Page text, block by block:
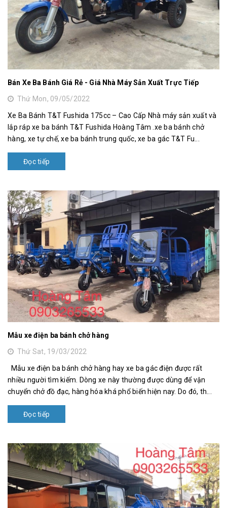
Bán Xe Ba Bánh Giá Rẻ - Giá Nhà Máy Sản Xuất Trực Tiếp
Thứ Mon, 09/05/2022
Xe Ba Bánh T&T Fushida 175cc – Cao Cấp Nhà máy sản xuất và
lắp ráp xe ba bánh T&T Fushida Hoàng Tâm .xe ba bánh chở
hàng, xe tự chế, xe ba bánh trung quốc, xe ba gác T&T Fu...
Đọc tiếp
Mẫu xe điện ba bánh chở hàng
Thứ Sat, 19/03/2022
Mẫu xe điện ba bánh chở hàng hay xe ba gác điện được rất
nhiều người tìm kiếm. Dòng xe này thường được dùng để vận
chuyển chở đồ đạc, hàng hóa khá phổ biến hiện nay. Do đó, th...
Đọc tiếp